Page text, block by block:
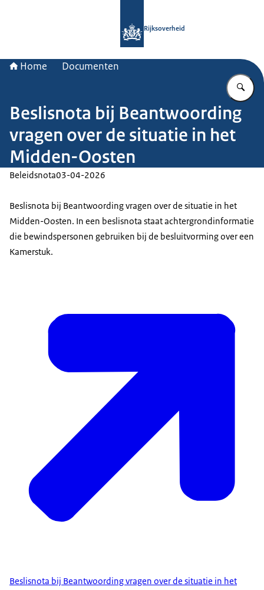
Rijksoverheid
Home Documenten
Beslisnota bij Beantwoording
vragen over de situatie in het
Midden-Oosten
Beleidsnota03-04-2026
Beslisnota bij Beantwoording vragen over de situatie in het
Midden-Oosten. In een beslisnota staat achtergrondinformatie
die bewindspersonen gebruiken bij de besluitvorming over een
Kamerstuk.
Beslisnota bij Beantwoording vragen over de situatie in het